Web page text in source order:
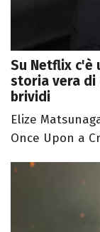
Su Netflix c'è
storia vera di
brividi
Elize
Once Upon a